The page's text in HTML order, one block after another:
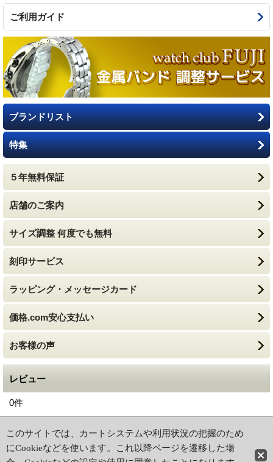
ご利用ガイド
ブランドリスト
特集
５年無料保証
店舗のご案内
サイズ調整 何度でも無料
刻印サービス
ラッピング・メッセージカード
価格.com安心支払い
お客様の声
レビュー
0件
ホーム | ショッピングカート
特定商取引法に基づく表記 | ご利用ガイド
このサイトでは、カートシステムや利用状況の把握のため
にCookieなどを使います。これ以降ページを遷移した場